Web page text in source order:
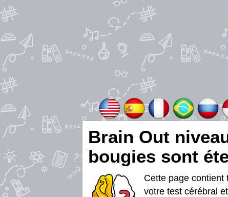
Brain Out
bougies sont
Cette page contient
votre test cérébral